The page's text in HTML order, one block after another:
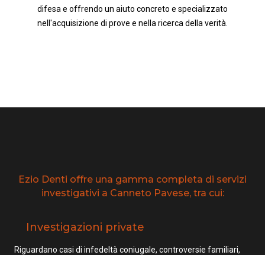
difesa e offrendo un aiuto concreto e specializzato
nell'acquisizione di prove e nella ricerca della verità.
Ezio Denti offre una gamma completa di servizi
investigativi a Canneto Pavese, tra cui:
Investigazioni private
Riguardano casi di infedeltà coniugale, controversie familiari,